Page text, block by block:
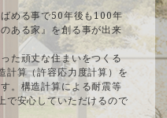
める事で50年後も100年
ある家』を創る事が出来
た頑丈な住まいをつくる
算（許容応力度計算）を
。構造計算による耐震等
で安心していただけるので